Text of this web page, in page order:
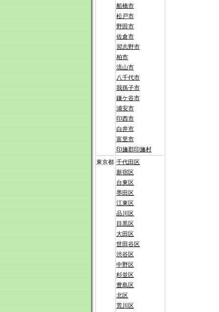
船橋市
松戸市
野田市
佐倉市
習志野市
柏市
流山市
八千代市
我孫子市
鎌ケ谷市
浦安市
印西市
白井市
富里市
印旛郡印旛村
東京都 千代田区
新宿区
台東区
墨田区
江東区
品川区
目黒区
大田区
世田谷区
渋谷区
中野区
杉並区
豊島区
北区
荒川区